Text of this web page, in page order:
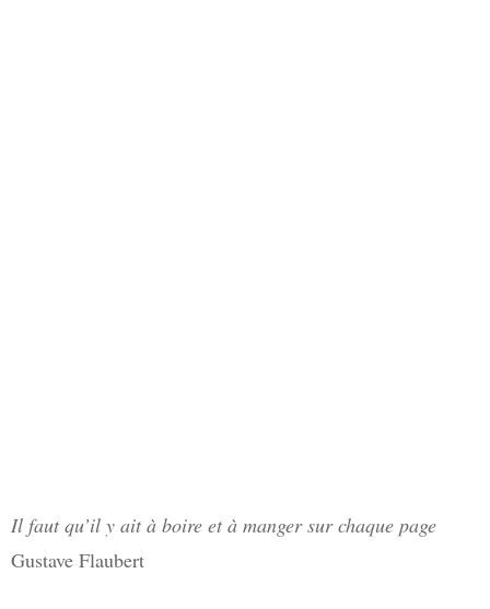
Il faut qu’il y ait à boire et à manger sur chaque page
Gustave Flaubert